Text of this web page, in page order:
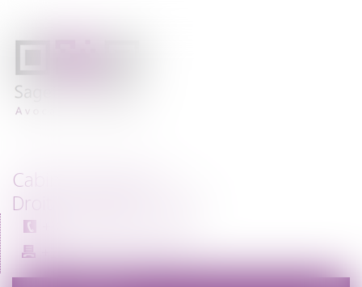
Cabinet d'avocats
Droit immobilier - Paris
+33 (0)1 56 33 72 09